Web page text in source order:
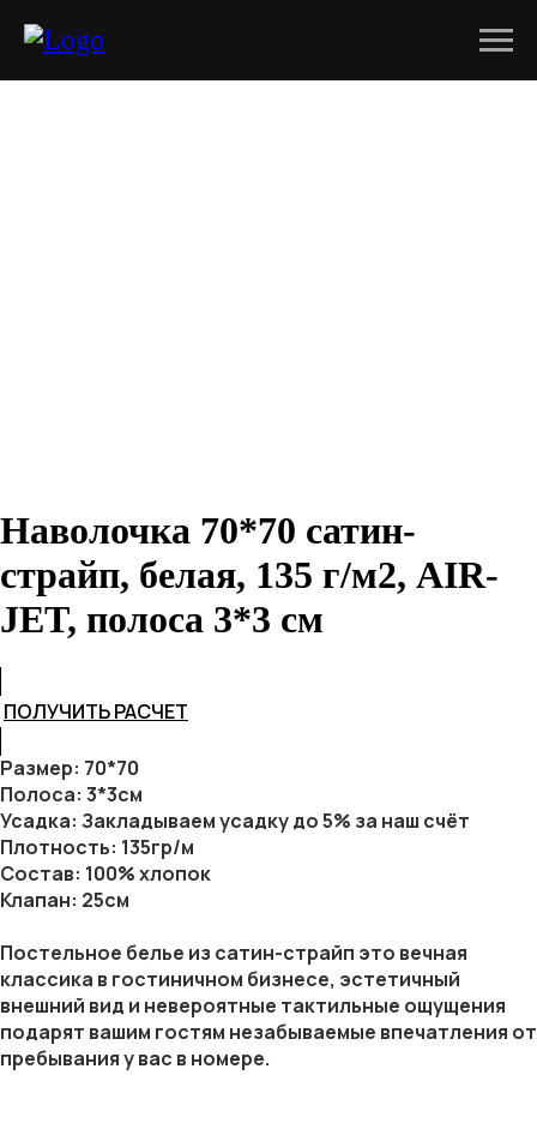
Наволочка 70*70 сатин-
страйп, белая, 135 г/м2, AIR-
JET, полоса 3*3 см
ПОЛУЧИТЬ РАСЧЕТ
Размер: 70*70
Полоса: 3*3см
Усадка: Закладываем усадку до 5% за наш счёт
Плотность: 135гр/м
Состав: 100% хлопок
Клапан: 25см
Постельное белье из сатин-страйп это вечная
классика в гостиничном бизнесе, эстетичный
внешний вид и невероятные тактильные ощущения
подарят вашим гостям незабываемые впечатления от
пребывания у вас в номере.